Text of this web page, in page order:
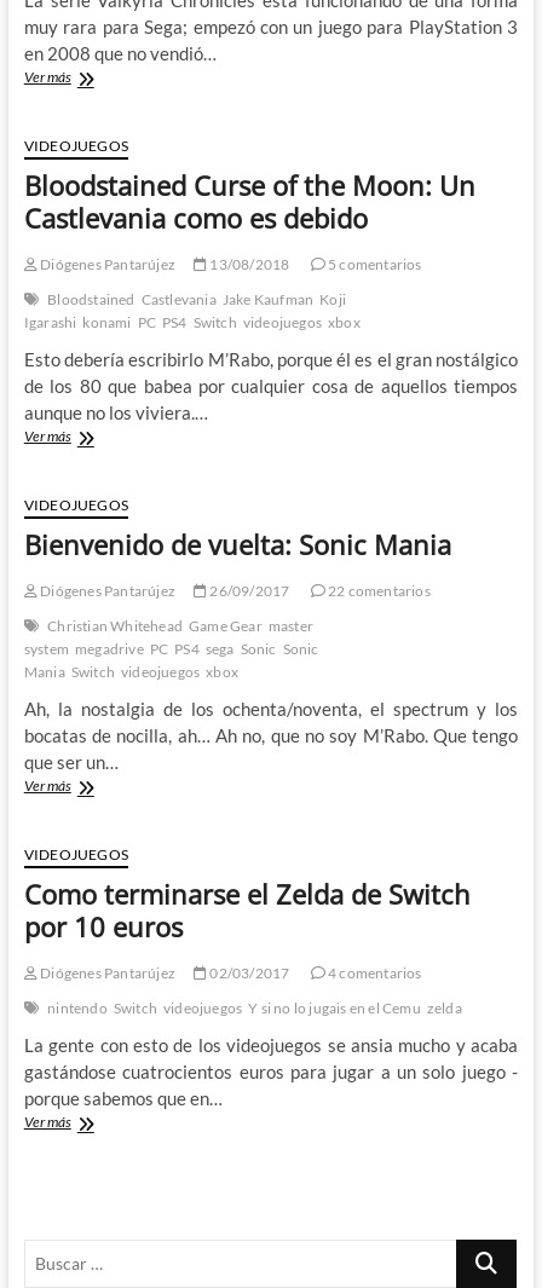
muy rara para Sega; empezó con un juego para PlayStation 3
en 2008 que no vendió…
Ver másValkyria
Hacerlo
rematadamente
bien
ya
no
suficiente
VIDEOJUEGOS
Bloodstained Curse of the Moon: Un
Castlevania como es debido
Diógenes Pantarújez 13/08/2018
5 comentarios
Bloodstained Castlevania Jake Kaufman Koji
Igarashi konami PC PS4 Switch videojuegos xbox
Esto debería escribirlo M’Rabo, porque él es el gran nostálgico
de los 80 que babea por cualquier cosa de aquellos tiempos
aunque no los viviera.…
Ver másBloodstained
the
Moon:
Un
como
debido
VIDEOJUEGOS
Bienvenido de vuelta: Sonic Mania
Diógenes Pantarújez 26/09/2017
22 comentarios
Christian Whitehead Game Gear master
system megadrive PC PS4 sega Sonic Sonic
Mania Switch videojuegos xbox
Ah, la nostalgia de los ochenta/noventa, el spectrum y los
bocatas de nocilla, ah… Ah no, que no soy M’Rabo. Que tengo
que ser un…
Ver másBienvenido
Sonic
Mania
VIDEOJUEGOS
Como terminarse el Zelda de Switch
por 10 euros
Diógenes Pantarújez 02/03/2017
4 comentarios
nintendo Switch videojuegos Y si no lo jugais en el Cemu zelda
La gente con esto de los videojuegos se ansia mucho y acaba
gastándose cuatrocientos euros para jugar a un solo juego -
porque sabemos que en…
Ver másComo
10
Buscar